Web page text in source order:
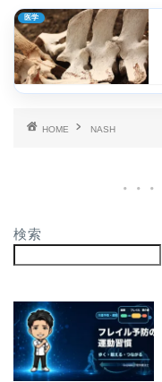
医学
HOME NASH
検索